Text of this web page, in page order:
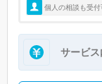
個人の相談も受付
サービ